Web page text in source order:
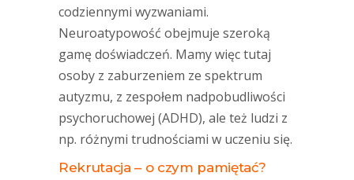
codziennymi wyzwaniami.
Neuroatypowość obejmuje szeroką
gamę doświadczeń. Mamy więc tutaj
osoby z zaburzeniem ze spektrum
autyzmu, z zespołem nadpobudliwości
psychoruchowej (ADHD), ale też ludzi z
np. różnymi trudnościami w uczeniu się.
Rekrutacja – o czym pamiętać?